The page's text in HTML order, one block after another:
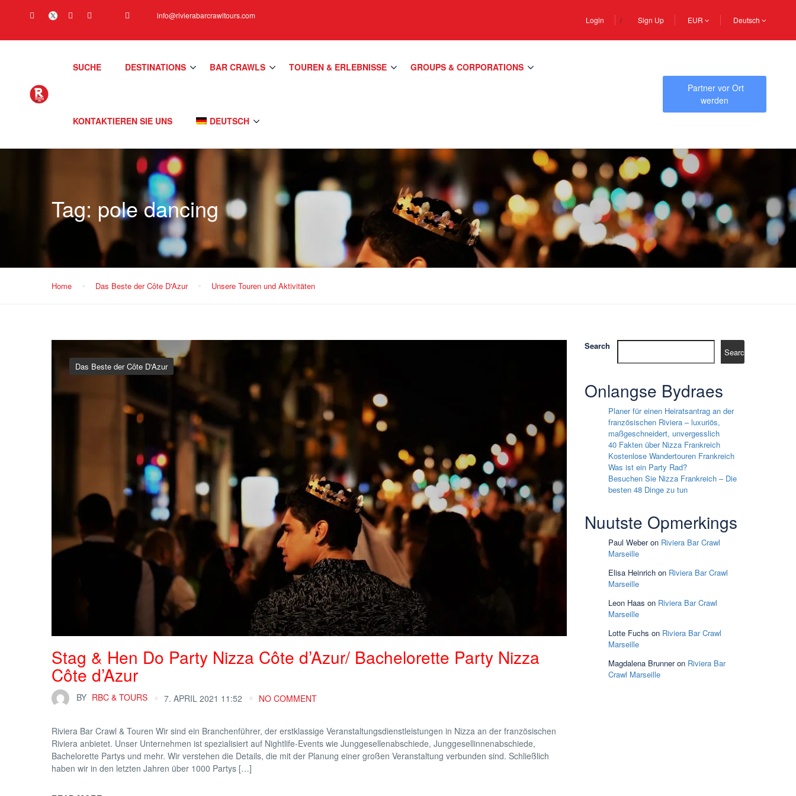
info@rivierabarcrawltours.com Login Sign Up EUR Deutsch
SUCHE DESTINATIONS BAR CRAWLS TOUREN & ERLEBNISSE GROUPS & CORPORATIONS
KONTAKTIEREN SIE UNS DEUTSCH
Partner vor Ort
werden
Tag: pole dancing
Home Das Beste der Côte D'Azur Unsere Touren und Aktivitäten
Das Beste der Côte D'Azur
Stag & Hen Do Party Nizza Côte d’Azur/ Bachelorette Party Nizza
Côte d’Azur
BY RBC & TOURS 7. APRIL 2021 11:52 NO COMMENT
Riviera Bar Crawl & Touren Wir sind ein Branchenführer, der erstklassige Veranstaltungsdienstleistungen in Nizza an der französischen
Riviera anbietet. Unser Unternehmen ist spezialisiert auf Nightlife-Events wie Junggesellenabschiede, Junggesellinnenabschiede,
Bachelorette Partys und mehr. Wir verstehen die Details, die mit der Planung einer großen Veranstaltung verbunden sind. Schließlich
haben wir in den letzten Jahren über 1000 Partys […]
Search
Search
Onlangse Bydraes
Planer für einen Heiratsantrag an der
französischen Riviera – luxuriös,
maßgeschneidert, unvergesslich
40 Fakten über Nizza Frankreich
Kostenlose Wandertouren Frankreich
Was ist ein Party Rad?
Besuchen Sie Nizza Frankreich – Die
besten 48 Dinge zu tun
Nuutste Opmerkings
Paul Weberon Riviera Bar Crawl
Marseille
Elisa Heinrich on Riviera Bar Crawl
Marseille
Leon Haas on Riviera Bar Crawl
Marseille
Lotte Fuchs on Riviera Bar Crawl
Marseille
Magdalena Brunneron Riviera Bar
Crawl Marseille